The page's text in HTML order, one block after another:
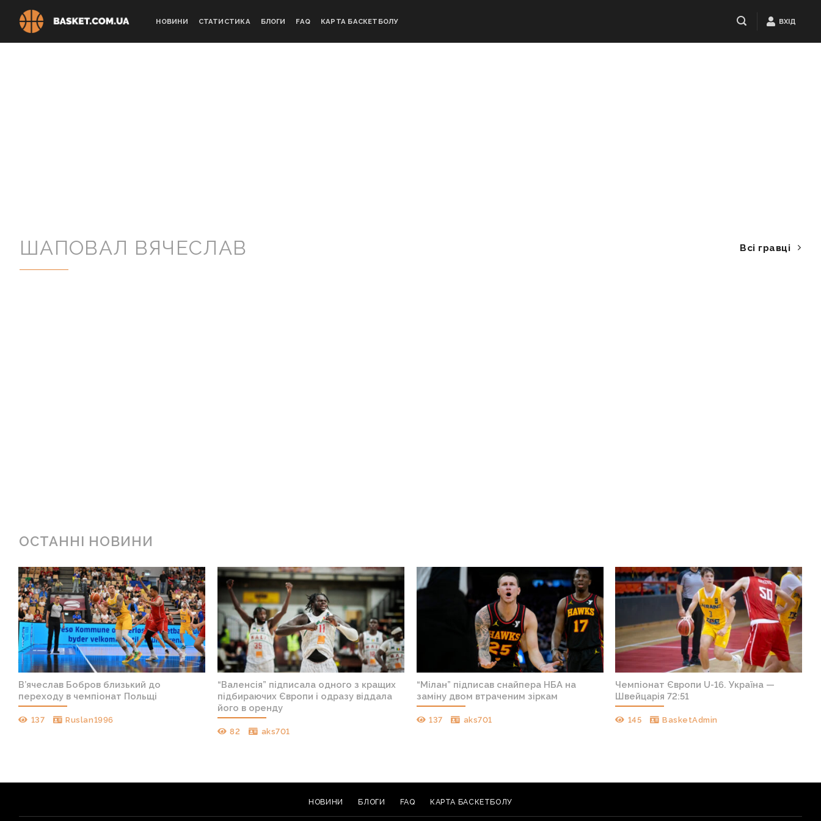
НОВИНИ СТАТИСТИКА БЛОГИ FAQ КАРТА БАСКЕТБОЛУ ВХІД
ШАПОВАЛ ВЯЧЕСЛАВ Всі гравці
ОСТАННІ НОВИНИ
В’ячеслав Бобров близький до
переходу в чемпіонат Польщі
137 Ruslan1996
“Валенсія” підписала одного з кращих
підбираючих Європи і одразу віддала
його в оренду
82 aks701
“Мілан” підписав снайпера НБА на
заміну двом втраченим зіркам
137 aks701
Чемпіонат Європи U-16. Україна —
Швейцарія 72:51
145 BasketAdmin
НОВИНИ БЛОГИ FAQ КАРТА БАСКЕТБОЛУ